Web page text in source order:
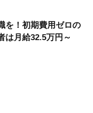
を！初期費用ゼロの
は月給32.5万円～